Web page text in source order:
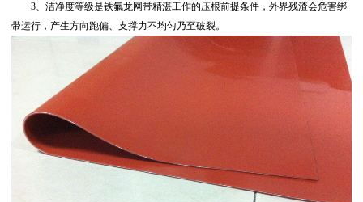
3、洁净度等级是铁氟龙网带精湛工作的压根前提条件，外界残渣会危害绑
带运行，产生方向跑偏、支撑力不均匀乃至破裂。